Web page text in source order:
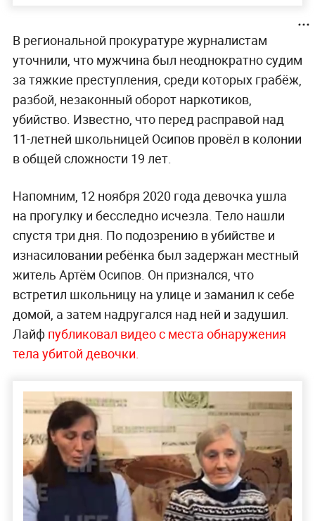
В региональной прокуратуре журналистам
уточнили, что мужчина был неоднократно судим
за тяжкие преступления, среди которых грабёж,
разбой, незаконный оборот наркотиков,
убийство. Известно, что перед расправой над
11-летней школьницей Осипов провёл в колонии
в общей сложности 19 лет.
Напомним, 12 ноября 2020 года девочка ушла
на прогулку и бесследно исчезла. Тело нашли
спустя три дня. По подозрению в убийстве и
изнасиловании ребёнка был задержан местный
житель Артём Осипов. Он признался, что
встретил школьницу на улице и заманил к себе
домой, а затем надругался над ней и задушил.
Лайф публиковал видео с места обнаружения
тела убитой девочки.